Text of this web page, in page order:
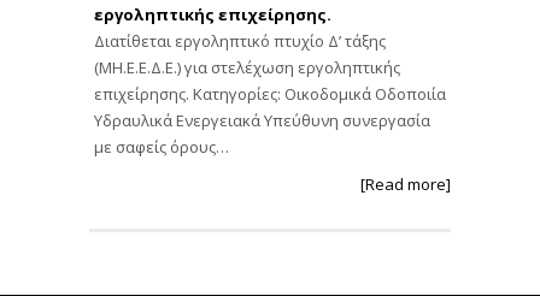
εργοληπτικής επιχείρησης.
Διατίθεται εργοληπτικό πτυχίο Δ’ τάξης
(ΜΗ.Ε.Ε.Δ.Ε.) για στελέχωση εργοληπτικής
επιχείρησης. Κατηγορίες: Οικοδομικά Οδοποιία
Υδραυλικά Ενεργειακά Υπεύθυνη συνεργασία
με σαφείς όρους…
[Read more]